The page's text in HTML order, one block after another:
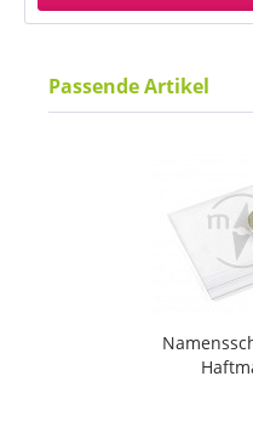
Passende Artikel